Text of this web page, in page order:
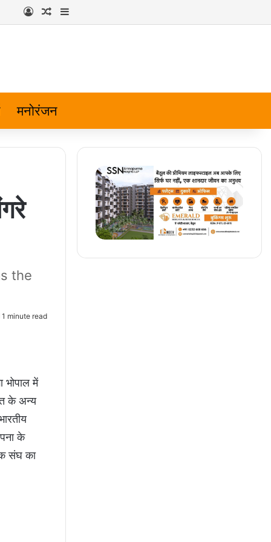
Log InRandom Article
मनोरंजन
the
1 minute read
में
के अन्य
के
संघ का